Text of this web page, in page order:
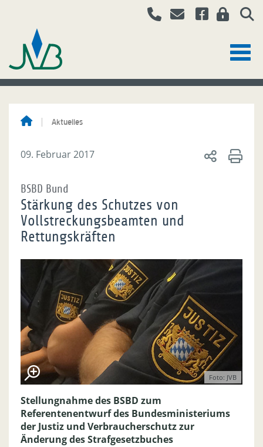
Aktuelles
09. Februar 2017
BSBD Bund
Stärkung des Schutzes von
Vollstreckungsbeamten und
Rettungskräften
Foto: JVB
Stellungnahme des BSBD zum
Referentenentwurf des Bundesministeriums
der Justiz und Verbraucherschutz zur
Änderung des Strafgesetzbuches